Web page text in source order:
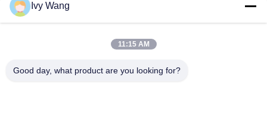
het netwerkriem van
netwerkriem
Ivy Wang
11:15 AM
Good day, what product are you looking for?